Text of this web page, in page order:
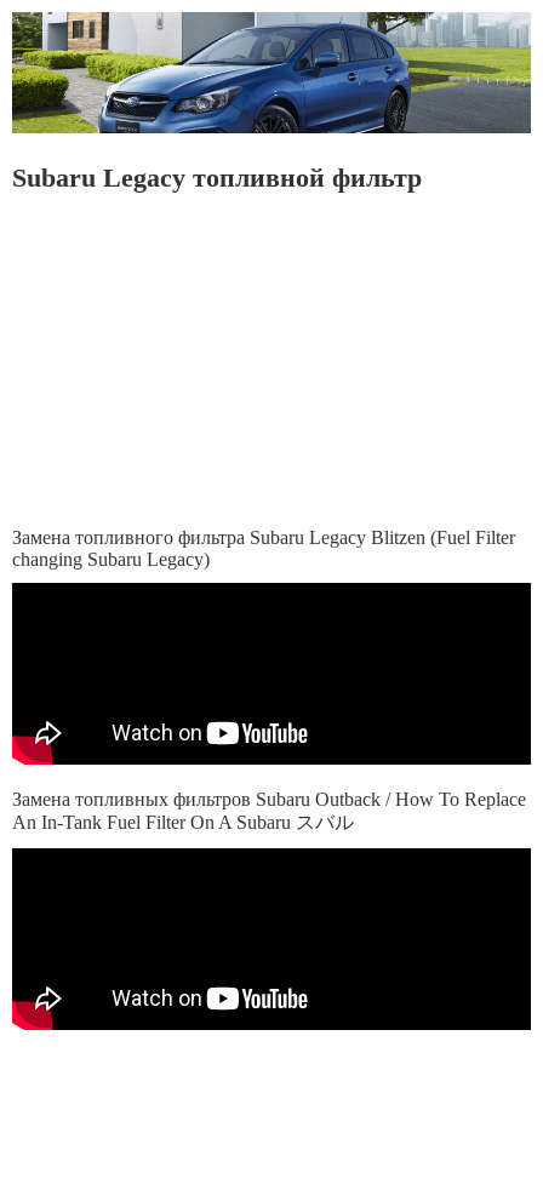
Subaru Legacy топливной фильтр
Замена топливного фильтра Subaru Legacy Blitzen (Fuel Filter
changing Subaru Legacy)
Замена топливных фильтров Subaru Outback / How To Replace
An In-Tank Fuel Filter On A Subaru スバル